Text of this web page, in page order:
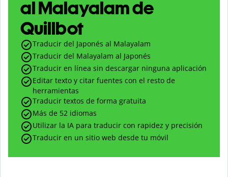
al Malayalam de
Quillbot
Traducir del Japonés al Malayalam
Traducir del Malayalam al Japonés
Traducir en línea sin descargar ninguna aplicación
Editar texto y citar fuentes con el resto de
herramientas
Traducir textos de forma gratuita
Más de 52 idiomas
Utilizar la IA para traducir con rapidez y precisión
Traducir en un sitio web desde tu móvil